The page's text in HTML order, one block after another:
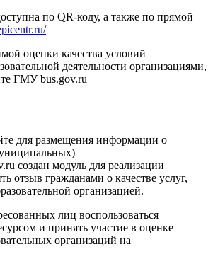
по QR-коду, а также по прямой
оценки качества условий
деятельности организациями,
ГМУ bus.gov.ru
для размещения информации о
создан модуль для реализации
отзыв гражданами о качестве услуг,
организацией.
лиц воспользоваться
и принять участие в оценке
организаций на